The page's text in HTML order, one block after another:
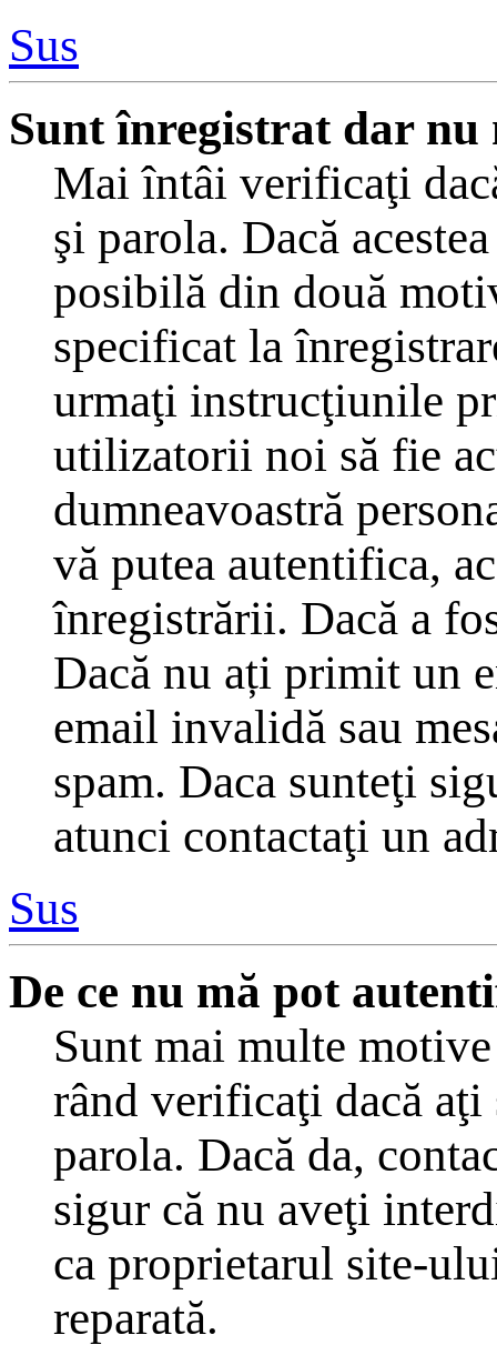
Sus
Sunt înregistrat dar
Mai întâi verificaţi
şi parola. Dacă
posibilă din două
specificat la
urmaţi instrucţiunile
utilizatorii noi să fie
dumneavoastră
vă putea autentifica,
înregistrării. Dacă a
Dacă nu ați primit un
email invalidă sau
spam. Daca sunteţi
atunci contactaţi un
Sus
De ce nu mă pot
Sunt mai multe
rând verificaţi dacă
parola. Dacă da,
sigur că nu aveţi
ca proprietarul site-
reparată.